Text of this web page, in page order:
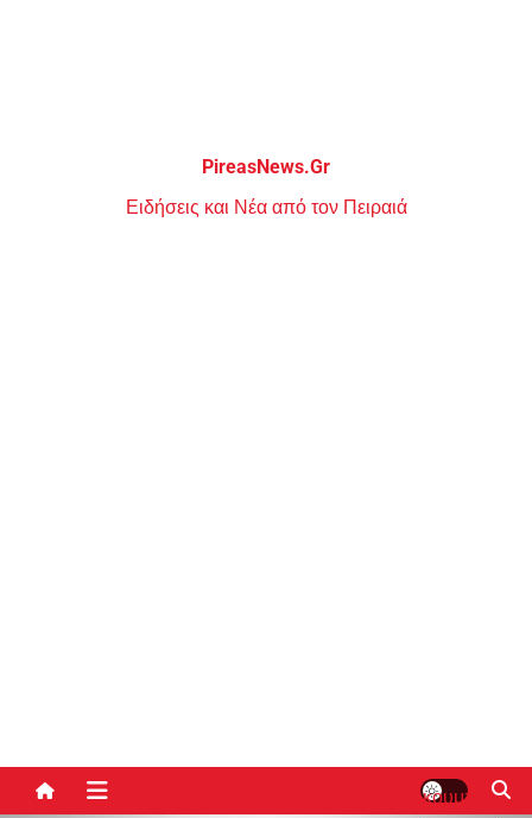
PireasNews.Gr
Ειδήσεις και Νέα από τον Πειραιά
κουμπί